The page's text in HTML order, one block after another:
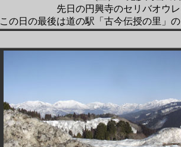
先日の円興寺のセリバオウ
この日の最後は道の駅「古今伝授の里」